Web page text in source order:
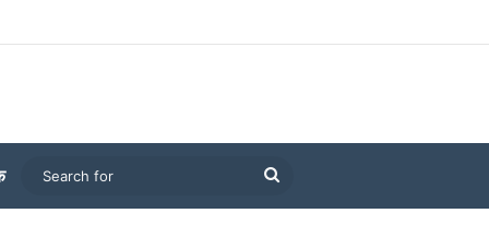
Search
for